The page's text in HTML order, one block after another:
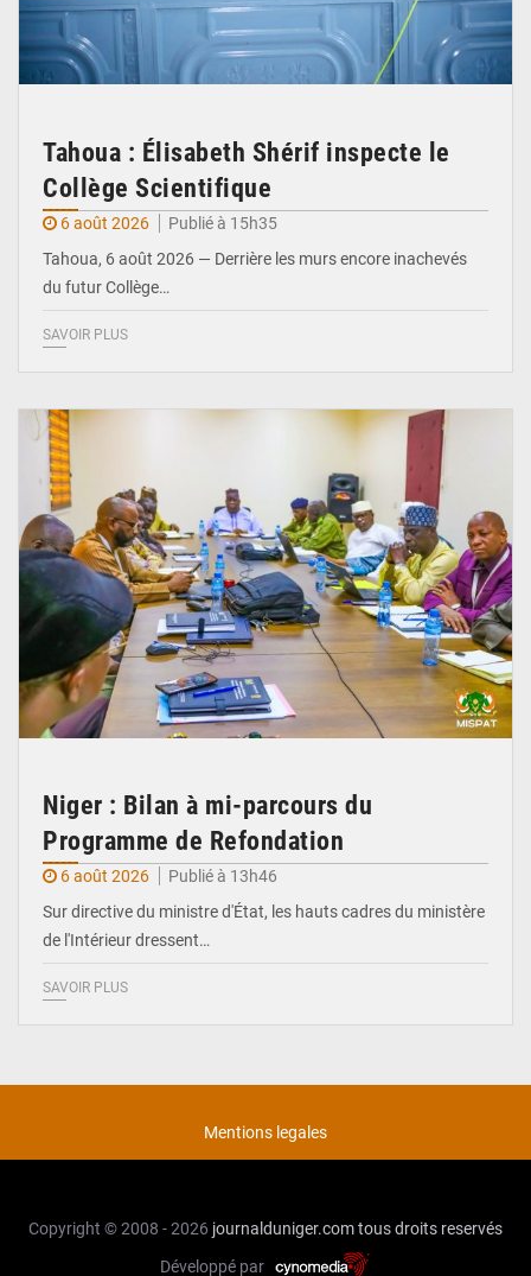
Tahoua : Élisabeth Shérif inspecte le
Collège Scientifique
6 août 2026
Publié à 15h35
Tahoua, 6 août 2026 — Derrière les murs encore inachevés
du futur Collège…
SAVOIR PLUS
Niger : Bilan à mi-parcours du
Programme de Refondation
6 août 2026
Publié à 13h46
Sur directive du ministre d'État, les hauts cadres du ministère
de l'Intérieur dressent…
SAVOIR PLUS
Mentions legales
Copyright © 2008 - 2026 journalduniger.comtous droits reservés
Développé par